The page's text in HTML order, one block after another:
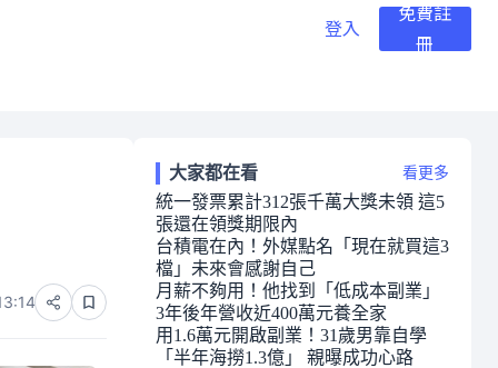
登入
免費註
冊
大家都在看 看更多
統一發票累計312張千萬大獎未領 這5
張還在領獎期限內
台積電在內！外媒點名「現在就買這3
檔」未來會感謝自己
月薪不夠用！他找到「低成本副業」
3年後年營收近400萬元養全家
用1.6萬元開啟副業！31歲男靠自學
「半年海撈1.3億」 親曝成功心路